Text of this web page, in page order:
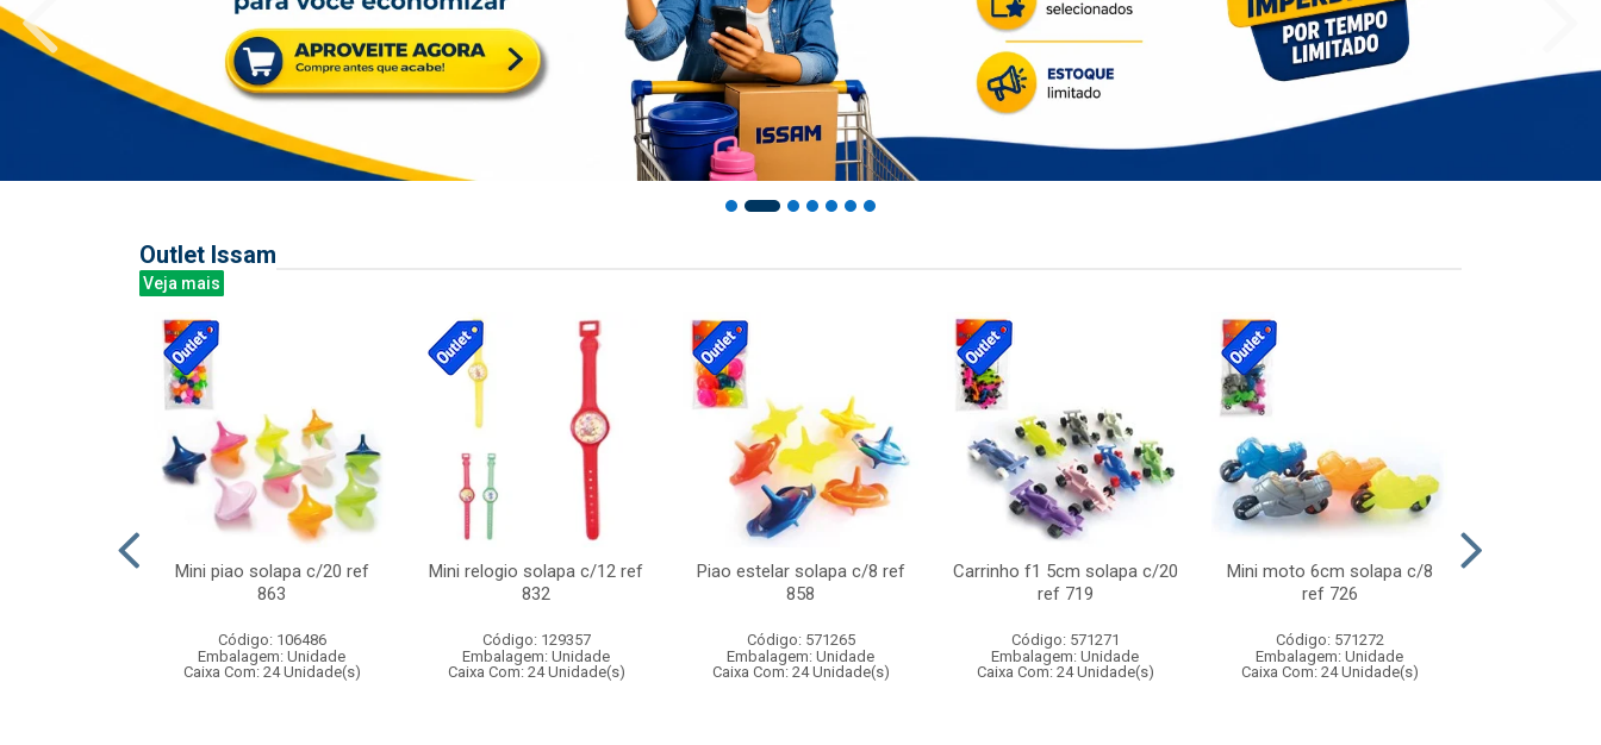
Outlet Issam
Veja mais
Mini piao solapa c/20 ref
863
Código: 106486
Embalagem: Unidade
Caixa Com: 24 Unidade(s)
Mini relogio solapa c/12 ref
832
Código: 129357
Embalagem: Unidade
Caixa Com: 24 Unidade(s)
Piao estelar solapa c/8 ref
858
Código: 571265
Embalagem: Unidade
Caixa Com: 24 Unidade(s)
Carrinho f1 5cm solapa c/20
ref 719
Código: 571271
Embalagem: Unidade
Caixa Com: 24 Unidade(s)
Mini moto 6cm solapa c/8
ref 726
Código: 571272
Embalagem: Unidade
Caixa Com: 24 Unidade(s)